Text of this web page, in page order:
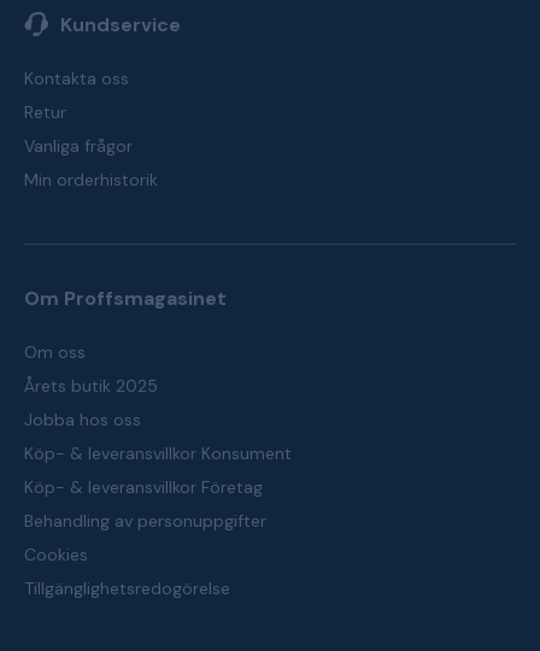
Kundservice
Kontakta oss
Retur
Vanliga frågor
Min orderhistorik
Om Proffsmagasinet
Om oss
Årets butik 2025
Jobba hos oss
Köp- & leveransvillkor Konsument
Köp- & leveransvillkor Företag
Behandling av personuppgifter
Cookies
Tillgänglighetsredogörelse